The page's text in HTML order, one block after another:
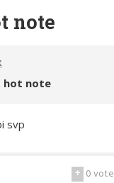
note
hot note
svp
+ 0vote